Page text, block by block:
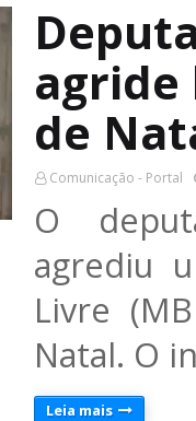
agride
de
Comunicação - Portal
O
agrediu
Livre
Natal. O
Leia mais